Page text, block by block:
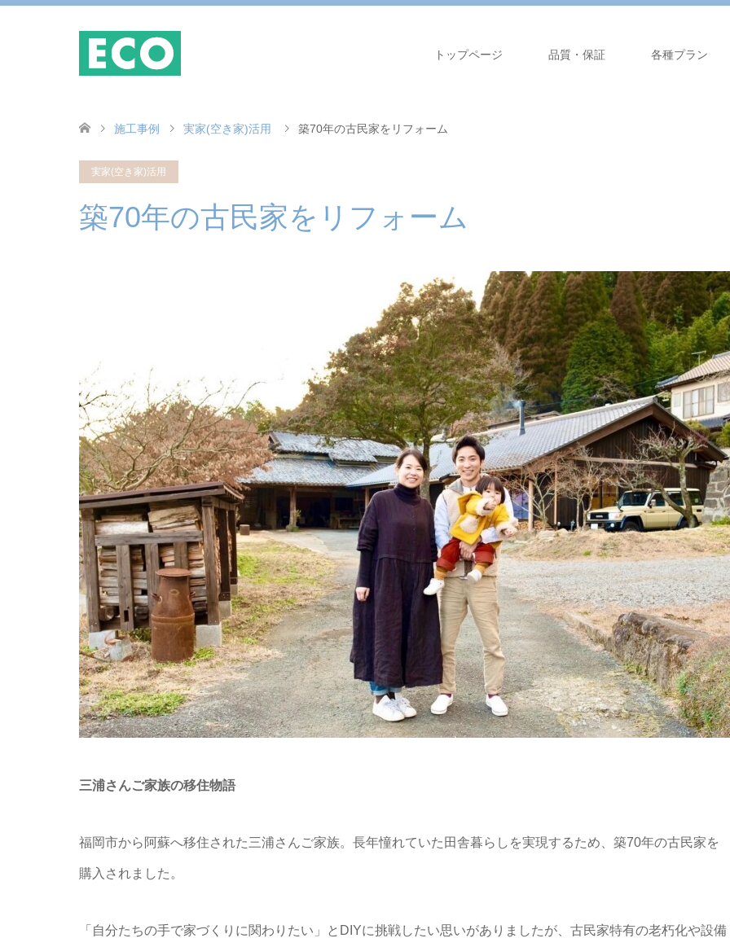
トップページ 品質・保証 各種プラン
施工事例 実家(空き家)活用 築70年の古民家をリフォーム
実家(空き家)活用
築70年の古民家をリフォーム
三浦さんご家族の移住物語
福岡市から阿蘇へ移住された三浦さんご家族。長年憧れていた田舎暮らしを実現するため、築70年の古民家を
購入されました。
「自分たちの手で家づくりに関わりたい」とDIYに挑戦したい思いがありましたが、古民家特有の老朽化や設備